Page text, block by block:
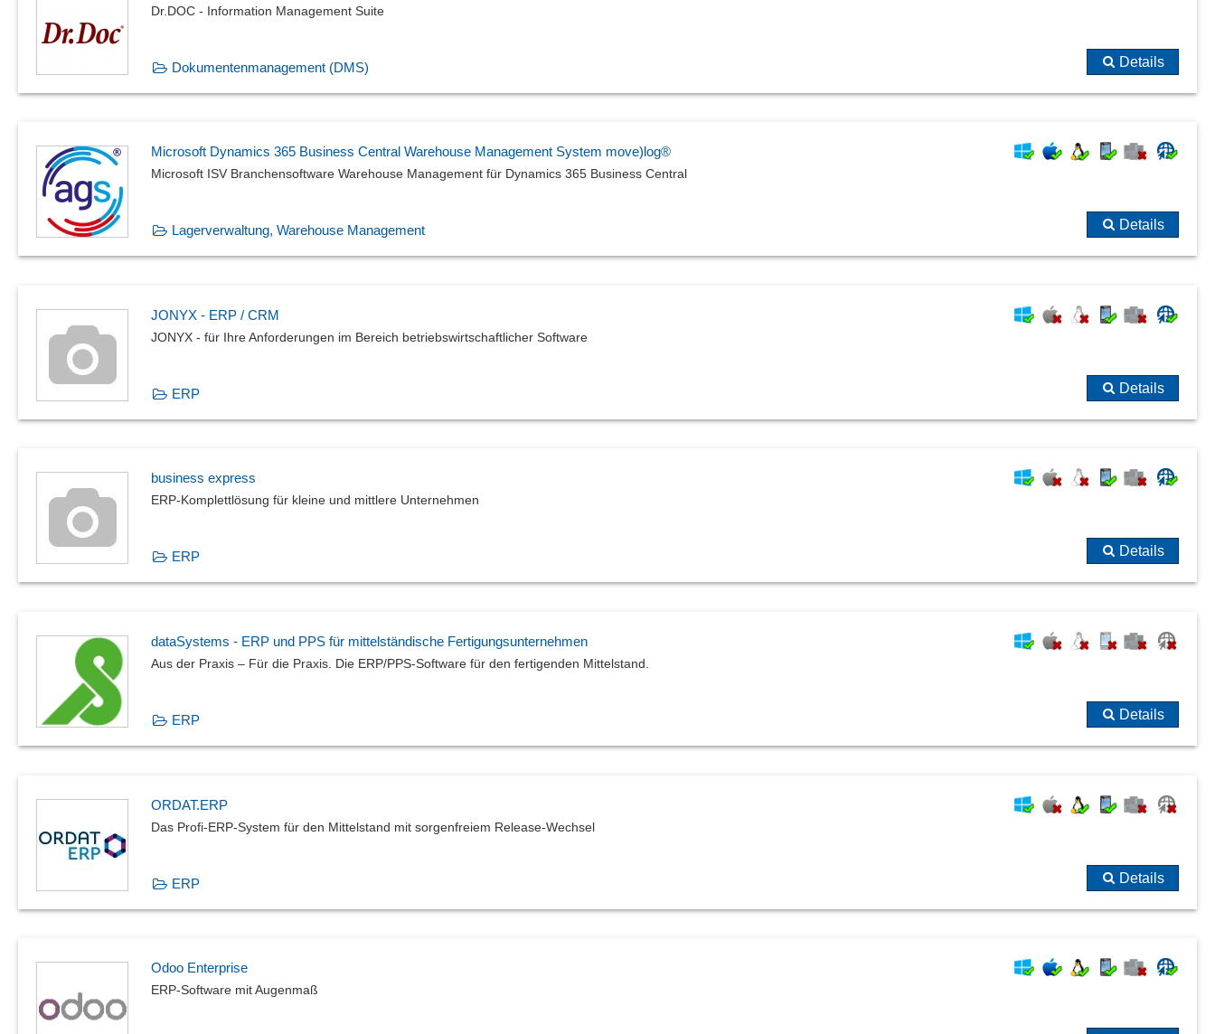
Dr.DOC - Information Management Suite
Dokumentenmanagement (DMS) Details
Microsoft Dynamics 365 Business Central Warehouse Management System move)log®
Microsoft ISV Branchensoftware Warehouse Management für Dynamics 365 Business Central
Lagerverwaltung, Warehouse Management Details
JONYX - ERP / CRM
JONYX - für Ihre Anforderungen im Bereich betriebswirtschaftlicher Software
ERP Details
business express
ERP-Komplettlösung für kleine und mittlere Unternehmen
ERP Details
dataSystems - ERP und PPS für mittelständische Fertigungsunternehmen
Aus der Praxis – Für die Praxis. Die ERP/PPS-Software für den fertigenden Mittelstand.
ERP Details
ORDAT.ERP
Das Profi-ERP-System für den Mittelstand mit sorgenfreiem Release-Wechsel
ERP Details
Odoo Enterprise
ERP-Software mit Augenmaß